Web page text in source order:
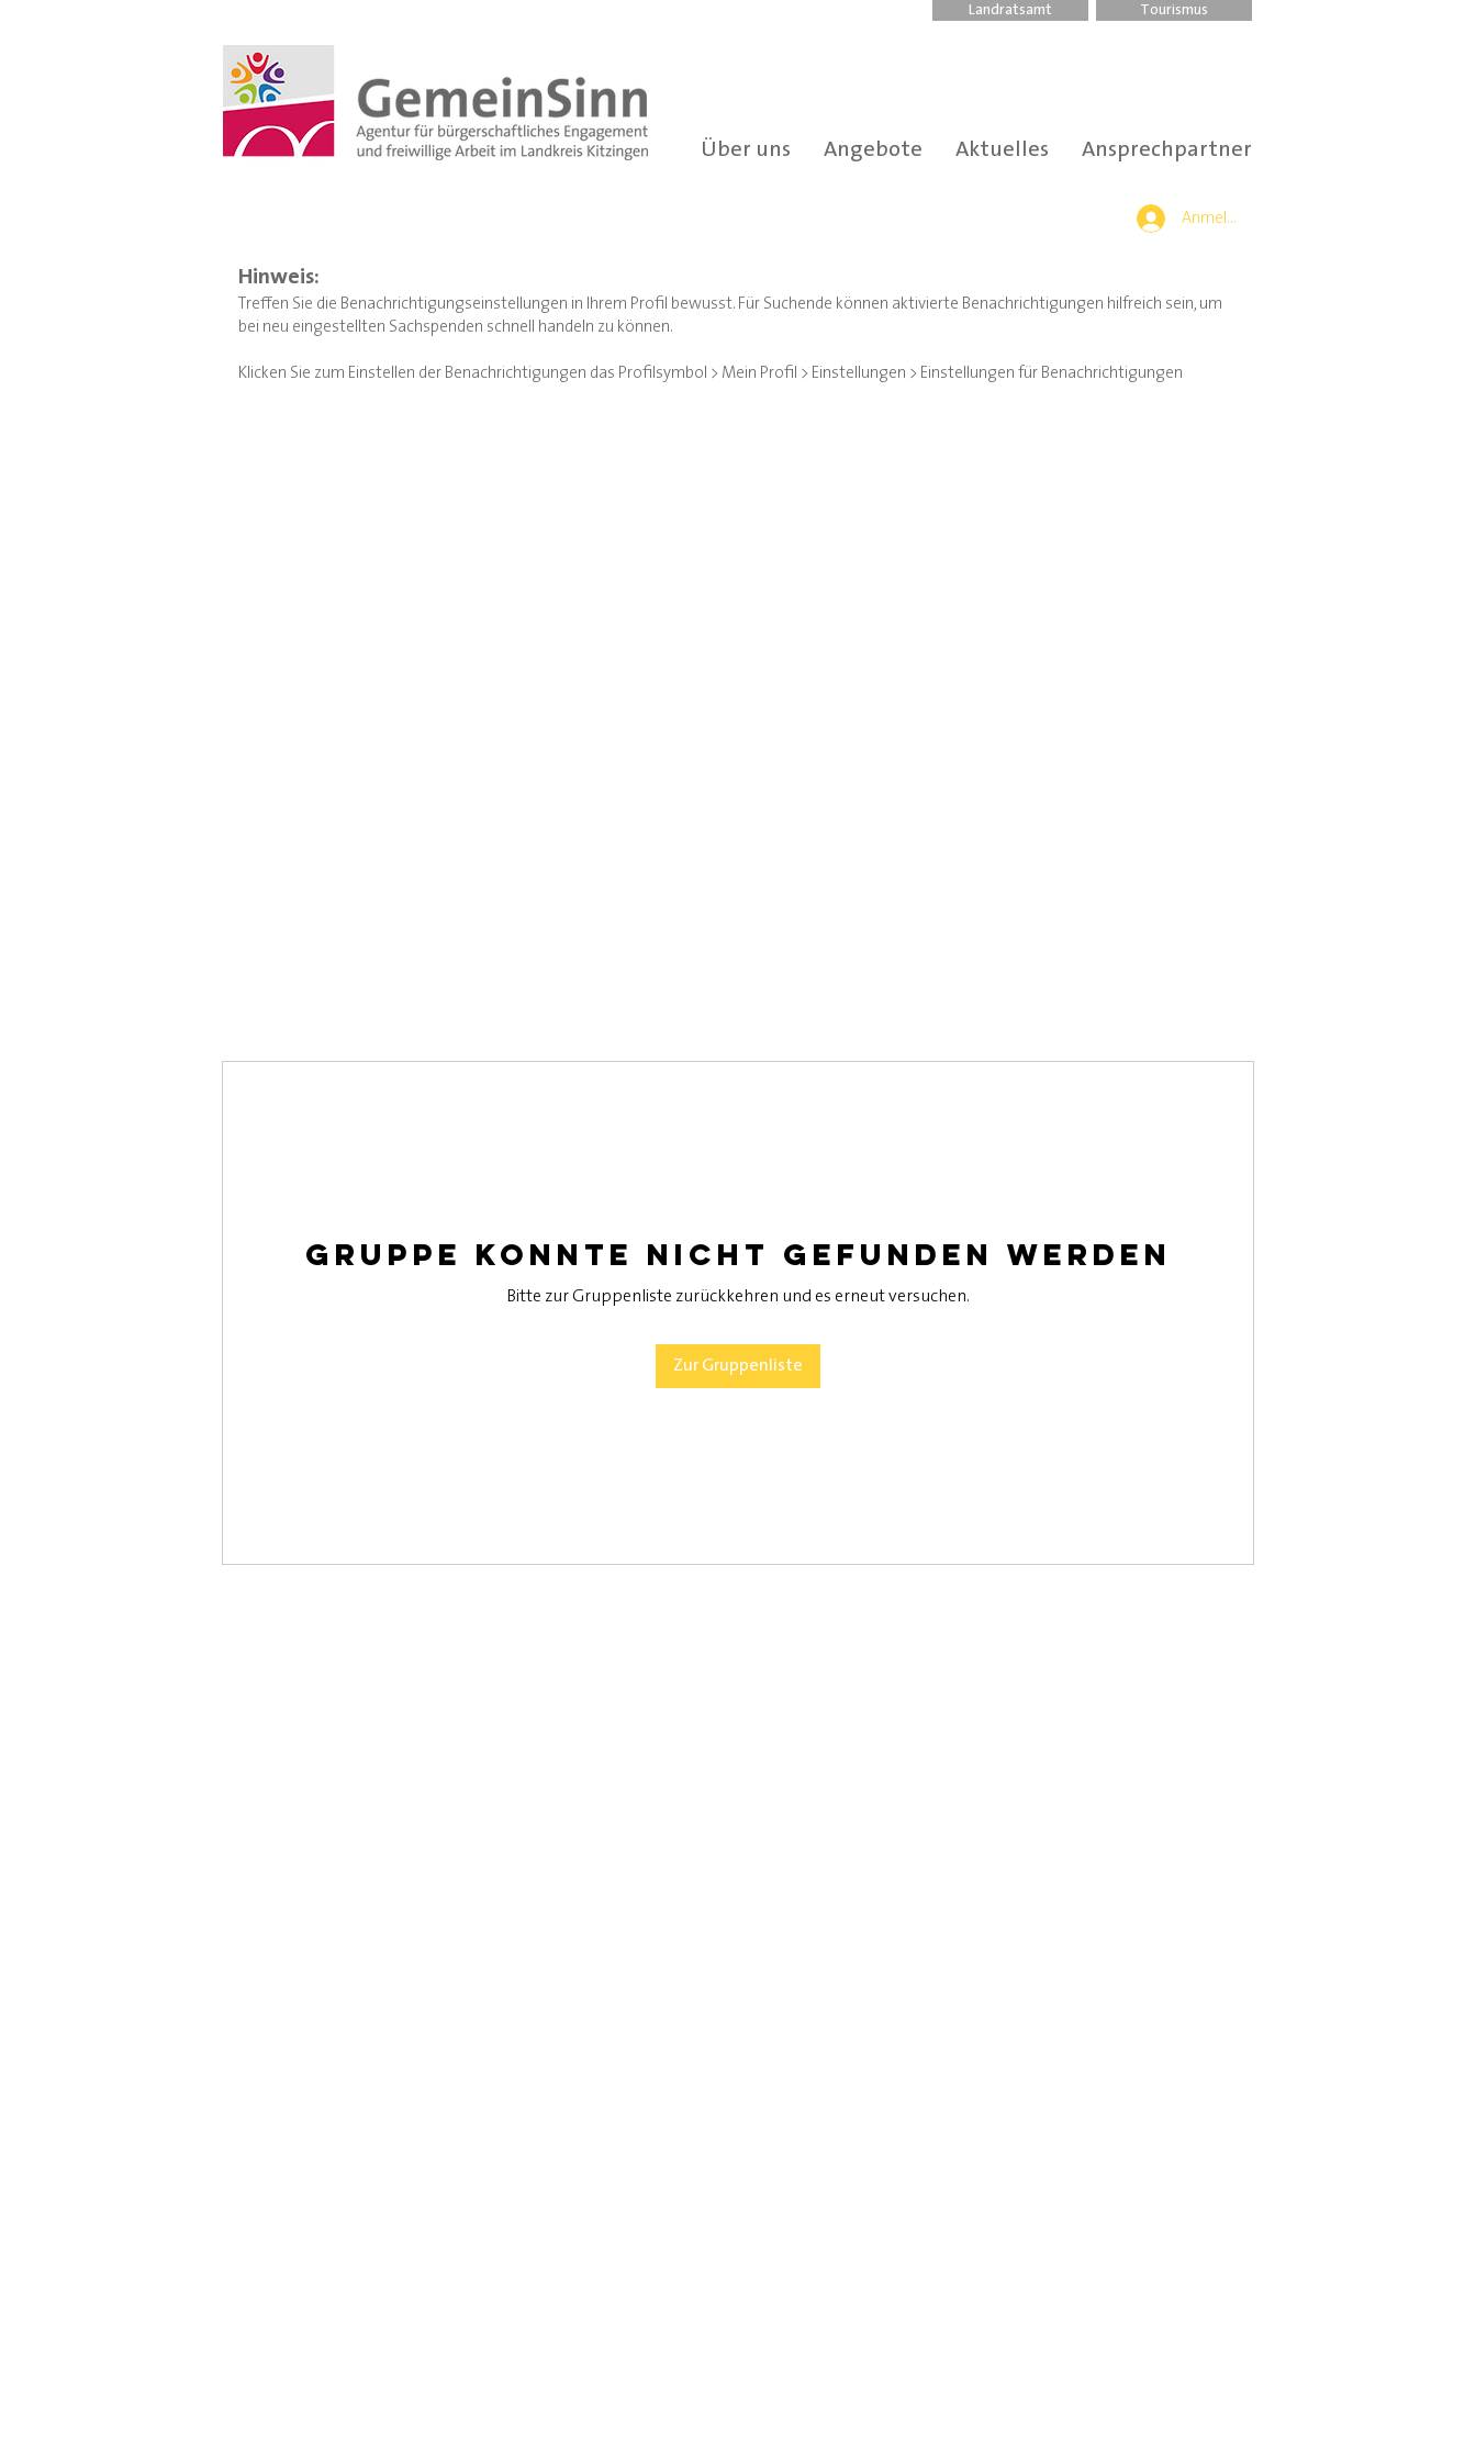
Landratsamt Tourismus
Über uns Angebote Aktuelles Ansprechpartner
Anmelden
Hinweis:
Treffen Sie die Benachrichtigungseinstellungen in Ihrem Profil bewusst. Für Suchende können aktivierte Benachrichtigungen hilfreich sein, um
bei neu eingestellten Sachspenden schnell handeln zu können.
Klicken Sie zum Einstellen der Benachrichtigungen das Profilsymbol > Mein Profil > Einstellungen > Einstellungen für Benachrichtigungen
Gruppe konnte nicht gefunden werden
Bitte zur Gruppenliste zurückkehren und es erneut versuchen.
Zur Gruppenliste